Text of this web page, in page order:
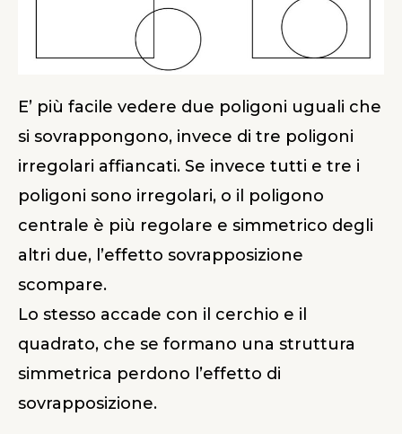
E’ più facile vedere due poligoni uguali che
si sovrappongono, invece di tre poligoni
irregolari affiancati. Se invece tutti e tre i
poligoni sono irregolari, o il poligono
centrale è più regolare e simmetrico degli
altri due, l’effetto sovrapposizione
scompare.
Lo stesso accade con il cerchio e il
quadrato, che se formano una struttura
simmetrica perdono l’effetto di
sovrapposizione.